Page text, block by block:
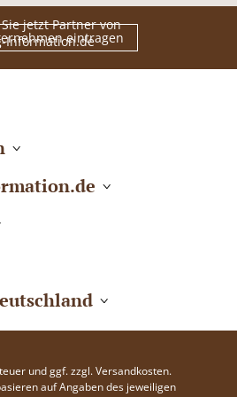
eintragen
und ggf. zzgl. Versandkosten.
auf Angaben des jeweiligen